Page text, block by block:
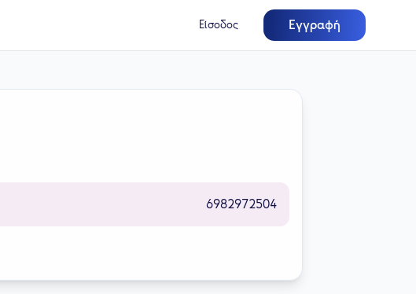
Είσοδος Εγγραφή
6982972504